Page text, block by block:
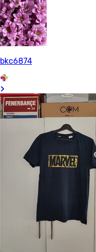
bkc6874